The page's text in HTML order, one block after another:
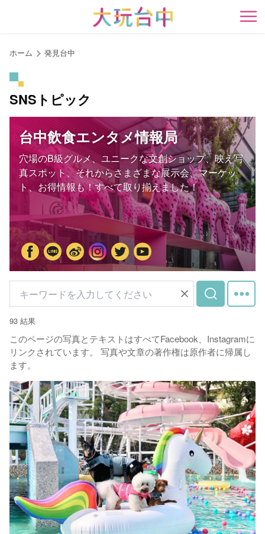
開
ホーム 発見台中
SNSトピック
台中飲食エンタメ情報局
穴場のB級グルメ、ユニークな文創ショップ、映え写
真スポット、それからさまざまな展示会、マーケッ
ト、お得情報も！すべて取り揃えました！
93 結果
このページの写真とテキストはすべてFacebook、Instagramに
リンクされています。 写真や文章の著作権は原作者に帰属し
ます。